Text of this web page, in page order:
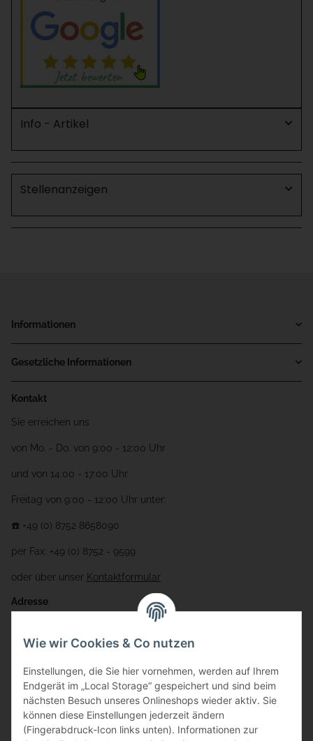
Info - Artikel
Stellenanzeigen
Informationen
Gesetzliche Informationen
Kontakt
Sie erreichen uns
von Mo. - Do. von 9:00 - 12:00 Uhr
und von 14:00 - 17:00 Uhr
Freitag von 9:00 - 12:00 Uhr unter:
☎️ +49 (0) 8752 8658090
per Fax: +49 (0) 8752 - 9599
oder über unser Kontaktformular
Adresse
Gewerbering 17
84072 Au i.d. Hallertau
info@bauer-tore.de
Wie wir Cookies & Co nutzen
Einstellungen, die Sie hier vornehmen, werden auf Ihrem
Endgerät im „Local Storage“ gespeichert und sind beim
nächsten Besuch unseres Onlineshops wieder aktiv. Sie
können diese Einstellungen jederzeit ändern
(Fingerabdruck-Icon links unten). Informationen zur